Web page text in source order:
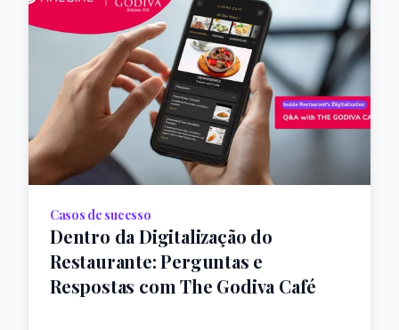
Casos de sucesso
Dentro da Digitalização do
Restaurante: Perguntas e
Respostas com The Godiva Café